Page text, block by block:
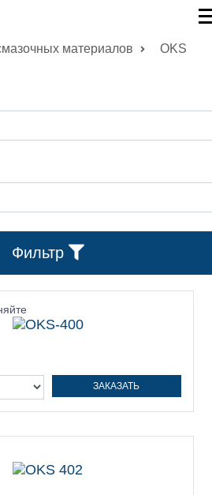
материалов OKS
Фильтр
ЗАКАЗАТЬ